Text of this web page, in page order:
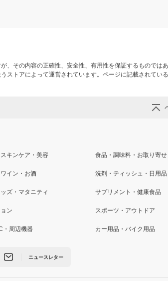
、その内容の正確性、安全性、有用性を保証するものではあ
ストアによって運営されています。ページに記載されてい
キンケア・美容 食品・調味料・お取り寄せ
イン・お酒 洗剤・ティッシュ・日用品
ズ・マタニティ サプリメント・健康食品
ン スポーツ・アウトドア
・周辺機器 カー用品・バイク用品
ニュースレター